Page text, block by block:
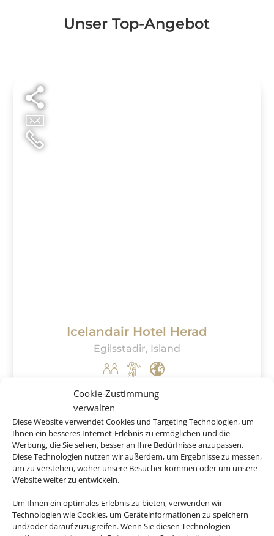
Cookie-Zustimmung
verwalten
Diese Website verwendet Cookies und Targeting Technologien, um
Ihnen ein besseres Internet-Erlebnis zu ermöglichen und die
Werbung, die Sie sehen, besser an Ihre Bedürfnisse anzupassen.
Diese Technologien nutzen wir außerdem, um Ergebnisse zu messen,
um zu verstehen, woher unsere Besucher kommen oder um unsere
Website weiter zu entwickeln.
Um Ihnen ein optimales Erlebnis zu bieten, verwenden wir
Technologien wie Cookies, um Geräteinformationen zu speichern
und/oder darauf zuzugreifen. Wenn Sie diesen Technologien
Unser Top-Angebot
Icelandair Hotel Herad
Egilsstadir, Island
ab 729 €
​Buchen Sie jetzt ganz
entspannt Ihren